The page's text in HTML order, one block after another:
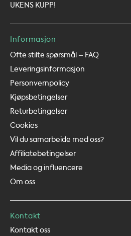
UKENS KUPP!
Informasjon
Ofte stilte spørsmål – FAQ
Leveringsinformasjon
Personvernpolicy
Kjøpsbetingelser
Returbetingelser
Cookies
Vil du samarbeide med oss?
Affiliatebetingelser
Media og influencere
Om oss
Kontakt
Kontakt oss